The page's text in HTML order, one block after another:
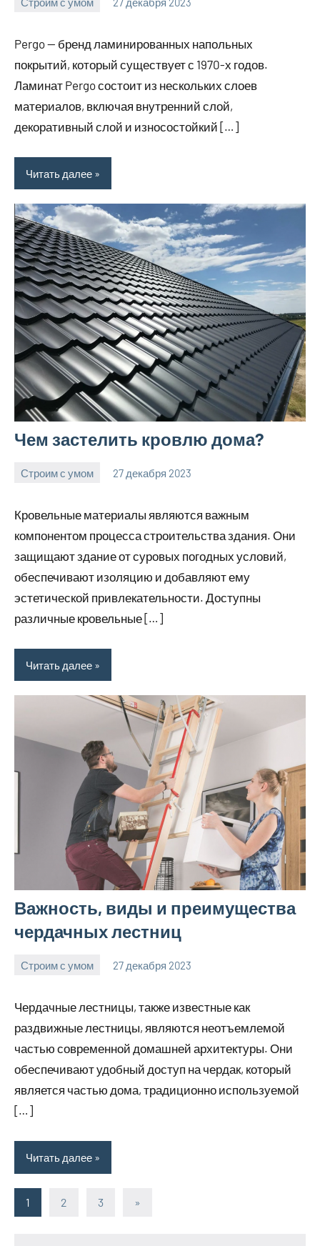
finnlevel_ru
Pergo — бренд ламинированных напольных
покрытий, который существует с 1970-х годов.
Ламинат Pergo состоит из нескольких слоев
материалов, включая внутренний слой,
декоративный слой и износостойкий […]
Читать далее
Чем застелить кровлю дома?
Строим с умом 27 декабря 2023
finnlevel_ru
Кровельные материалы являются важным
компонентом процесса строительства здания. Они
защищают здание от суровых погодных условий,
обеспечивают изоляцию и добавляют ему
эстетической привлекательности. Доступны
различные кровельные […]
Читать далее
Важность, виды и преимущества
чердачных лестниц
Строим с умом 27 декабря 2023
finnlevel_ru
Чердачные лестницы, также известные как
раздвижные лестницы, являются неотъемлемой
частью современной домашней архитектуры. Они
обеспечивают удобный доступ на чердак, который
является частью дома, традиционно используемой
[…]
Читать далее
Пагинация
1 2 3
Следующие
»